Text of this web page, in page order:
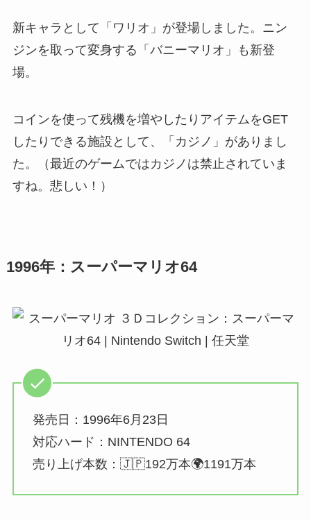
新キャラとして「ワリオ」が登場しました。ニン
ジンを取って変身する「バニーマリオ」も新登
場。
コインを使って残機を増やしたりアイテムをGET
したりできる施設として、「カジノ」がありまし
た。（最近のゲームではカジノは禁止されていま
すね。悲しい！）
1996年：スーパーマリオ64
発売日：1996年6月23日
対応ハード：NINTENDO 64
売り上げ本数：🇯🇵192万本🌍1191万本